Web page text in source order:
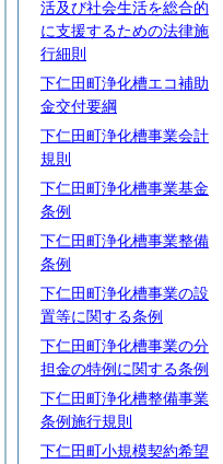
活及び社会生活を総合的
に支援するための法律施
行細則
下仁田町浄化槽エコ補助
金交付要綱
下仁田町浄化槽事業会計
規則
下仁田町浄化槽事業基金
条例
下仁田町浄化槽事業整備
条例
下仁田町浄化槽事業の設
置等に関する条例
下仁田町浄化槽事業の分
担金の特例に関する条例
下仁田町浄化槽整備事業
条例施行規則
下仁田町小規模契約希望